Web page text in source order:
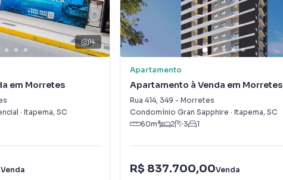
14
em Morretes
· Itapema, SC
Venda
Apartamento
Apartamento à Venda em Morretes
Rua 414, 349 - Morretes
Condomínio Gran Sapphire · Itapema, SC
60m² 2 3 1
R$ 837.700,00Venda